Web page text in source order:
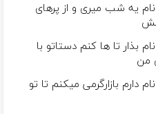
یه شب میرى و از پرهای
بذار تا ها كنم دستاتو با
من
دارم بازارگرمی میكنم تا تو